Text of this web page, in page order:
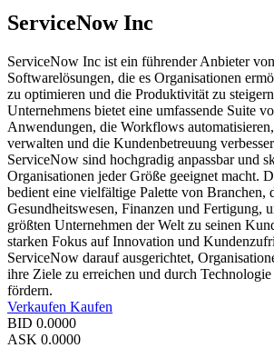
ServiceNow Inc
ServiceNow Inc ist ein führender Anbieter
Softwarelösungen, die es Organisationen
zu optimieren und die Produktivität zu
Unternehmens bietet eine umfassende Suite
Anwendungen, die Workflows
verwalten und die Kundenbetreuung
ServiceNow sind hochgradig anpassbar und
Organisationen jeder Größe geeignet macht.
bedient eine vielfältige Palette von Branchen,
Gesundheitswesen, Finanzen und Fertigung,
größten Unternehmen der Welt zu seinen
starken Fokus auf Innovation und
ServiceNow darauf ausgerichtet,
ihre Ziele zu erreichen und durch Technologie
fördern.
Verkaufen Kaufen
BID 0.0000
ASK 0.0000